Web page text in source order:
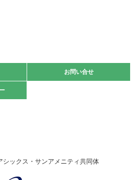
ボールの部開催☆
バレーボール大会が開催されました
お問い合せ
お問い合せ
シックス・サンアメニティ共同体